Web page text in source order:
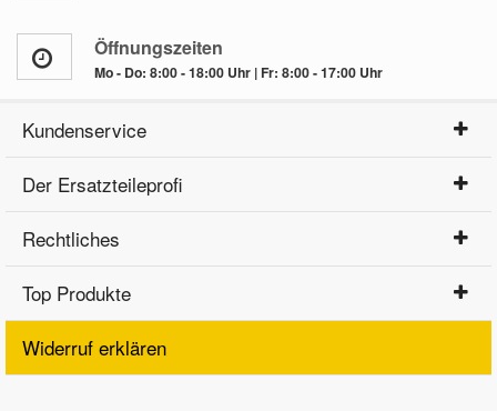
Öffnungszeiten
Mo - Do: 8:00 - 18:00 Uhr | Fr: 8:00 - 17:00 Uhr
Kundenservice
Der Ersatzteileprofi
Rechtliches
Top Produkte
Widerruf erklären